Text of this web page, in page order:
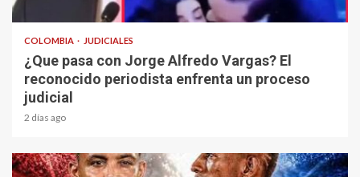
COLOMBIA JUDICIALES
¿Que pasa con Jorge Alfredo Vargas? El
reconocido periodista enfrenta un proceso
judicial
2 días ago